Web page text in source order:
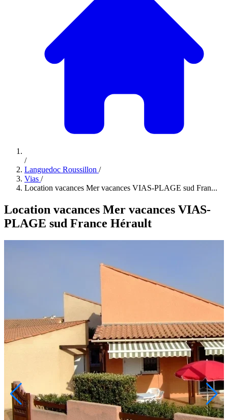
/
Languedoc Roussillon /
Vias /
Location vacances Mer vacances VIAS-PLAGE sud Fran...
Location vacances Mer vacances VIAS-
PLAGE sud France Hérault